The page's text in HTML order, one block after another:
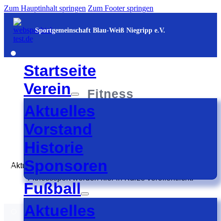
Zum Hauptinhalt springen Zum Footer springen
Sportgemeinschaft Blau-Weiß Niegripp e.V.
Startseite
Verein
Aktuelles
Vorstand
Historie
Sponsoren
Fußball
Aktuelles
Fitness
Aktuelles
Aktuelle Informationen und Neuigkeiten aus dem Bereich
Fitnesssport werden hier in Kürze veröffentlicht.